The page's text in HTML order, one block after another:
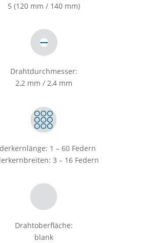
5 (120 mm / 140 mm)
Drahtdurchmesser:
2,2 mm / 2,4 mm
1 – 60 Federn
3 – 16 Federn
Drahtoberfläche:
blank